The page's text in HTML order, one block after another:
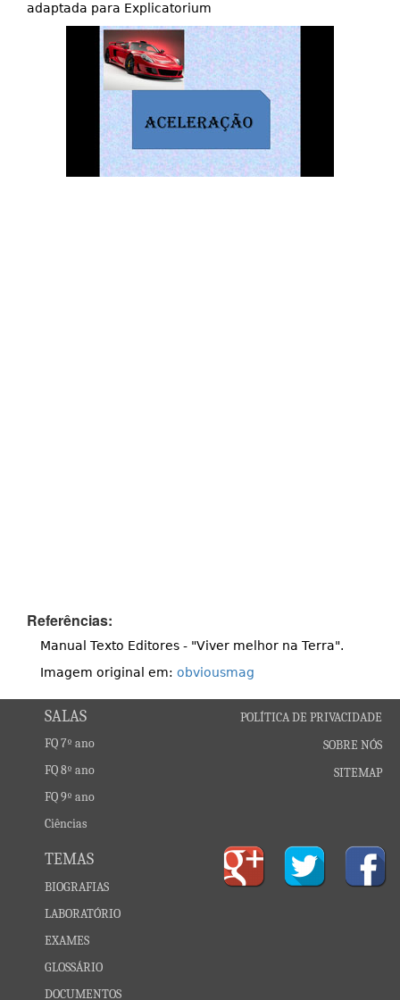
adaptada para Explicatorium
Referências:
Manual Texto Editores - "Viver melhor na Terra".
Imagem original em: obviousmag
SALAS
FQ 7º ano
FQ 8º ano
FQ 9º ano
Ciências
TEMAS
BIOGRAFIAS
LABORATÓRIO
EXAMES
GLOSSÁRIO
DOCUMENTOS
POLÍTICA DE PRIVACIDADE
SOBRE NÓS
SITEMAP